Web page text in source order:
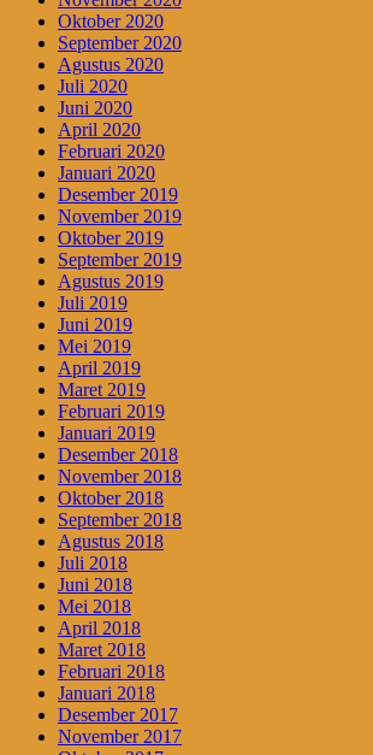
Oktober 2020
September 2020
Agustus 2020
Juli 2020
Juni 2020
April 2020
Februari 2020
Januari 2020
Desember 2019
November 2019
Oktober 2019
September 2019
Agustus 2019
Juli 2019
Juni 2019
Mei 2019
April 2019
Maret 2019
Februari 2019
Januari 2019
Desember 2018
November 2018
Oktober 2018
September 2018
Agustus 2018
Juli 2018
Juni 2018
Mei 2018
April 2018
Maret 2018
Februari 2018
Januari 2018
Desember 2017
November 2017